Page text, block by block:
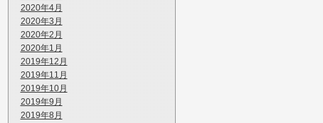
2020年4月
2020年3月
2020年2月
2020年1月
2019年12月
2019年11月
2019年10月
2019年9月
2019年8月